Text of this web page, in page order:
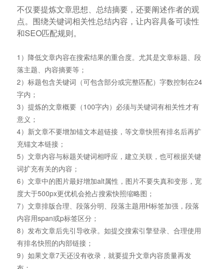
不仅要提炼文章思想、总结摘要，还要阐述作者的观
点。围绕关键词相关性总结内容，让内容具备可读性
和SEO匹配规则。
1）降低文章内容在搜索结果的重合度。尤其是文章标题、段
落主题、内容摘要等；
2）标题包含关键词（可包含部分或完整匹配）字数控制在24
字内；
3）提炼的文章概要（100字内）必须与关键词有相关性才有
意义；
4）新文章不要增加锚文本超链接，等文章快照有排名后再扩
充锚文本链接；
5）文章内容与标题关键词相呼应，建立关联，也可根据关键
词扩充有关的内容；
6）文章中的图片最好增加alt属性，图片不要失真和变形，宽
度大于500px更优机会抢占搜索快照缩略图；
7）文章排版合理、段落分明、段落主题用H标签加强，段落
内容用span或p标签区分；
8）发布文章后先引导收录。如提交搜索引擎登录、合理使用
有排名快照的内部链接；
9）如果文章7天还没有收录，就要提升文章内容质量再发